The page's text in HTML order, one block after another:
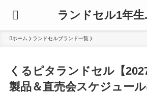
ランドセル1年
ホーム ランドセルブランド一覧
くるピタランドセル【
製品＆直売会スケジュー